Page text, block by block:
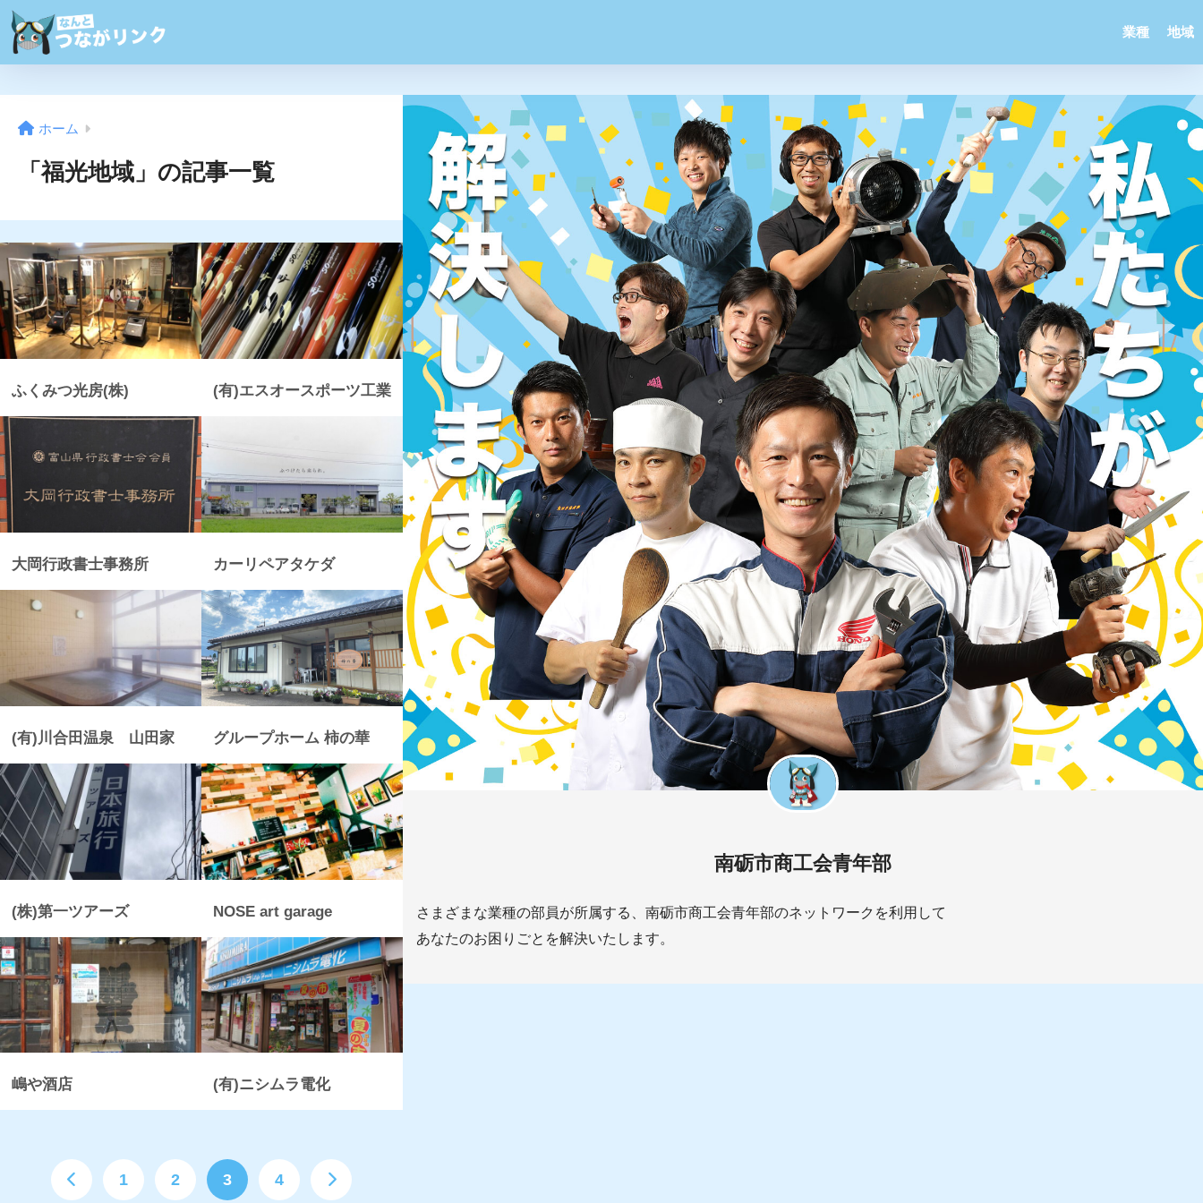
業種 地域
ホーム
「福光地域」の記事一覧
ふくみつ光房(株) (有)エスオースポーツ工業
大岡行政書士事務所 カーリペアタケダ
(有)川合田温泉 山田家 グループホーム 柿の華
(株)第一ツアーズ NOSE art garage
嶋や酒店 (有)ニシムラ電化
1 2 3 4
南砺市商工会青年部
さまざまな業種の部員が所属する、南砺市商工会青年部のネットワークを利用して
あなたのお困りごとを解決いたします。